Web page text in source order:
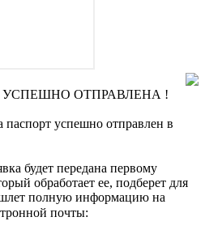
ОТПРАВЛЕНА !
паспорт успешно отправлен в
будет передана первому
обработает ее, подберет для
полную информацию на
почты: